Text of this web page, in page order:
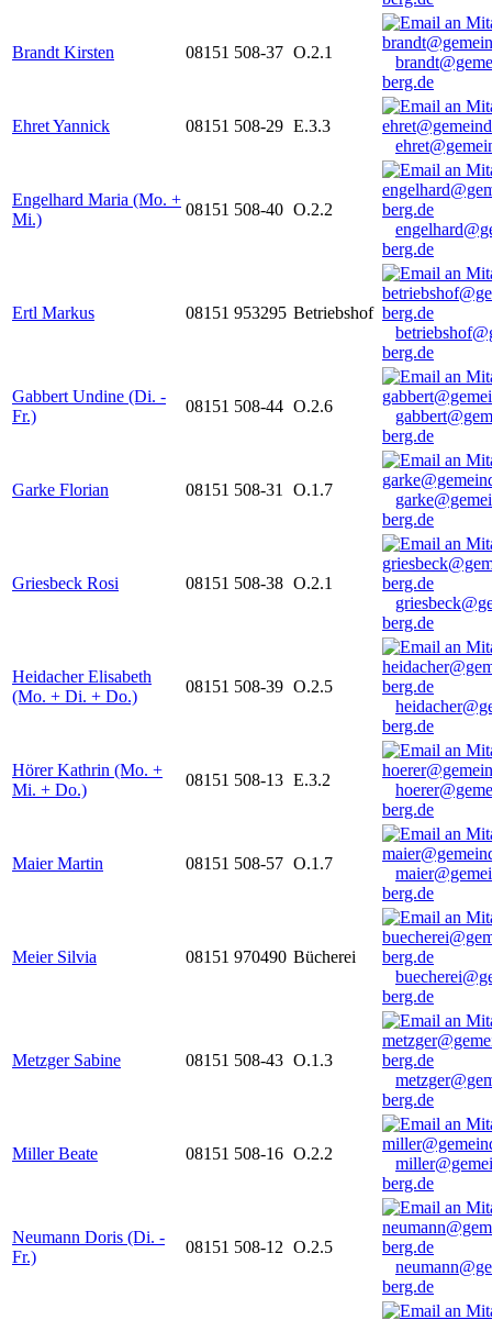
Brandt Kirsten 08151 508-37 O.2.1
berg.de
Ehret Yannick 08151 508-29 E.3.3
Engelhard Maria (Mo. +
Mi.)
08151 508-40 O.2.2
berg.de
Ertl Markus 08151 953295 Betriebshof
berg.de
Gabbert Undine (Di. -
Fr.)
08151 508-44 O.2.6
berg.de
Garke Florian 08151 508-31 O.1.7
berg.de
Griesbeck Rosi 08151 508-38 O.2.1
berg.de
Heidacher Elisabeth
(Mo. + Di. + Do.)
08151 508-39 O.2.5
berg.de
Hörer Kathrin (Mo. +
Mi. + Do.)
08151 508-13 E.3.2
berg.de
Maier Martin 08151 508-57 O.1.7
berg.de
Meier Silvia 08151 970490 Bücherei
berg.de
Metzger Sabine 08151 508-43 O.1.3
berg.de
Miller Beate 08151 508-16 O.2.2
berg.de
Neumann Doris (Di. -
Fr.)
08151 508-12 O.2.5
berg.de